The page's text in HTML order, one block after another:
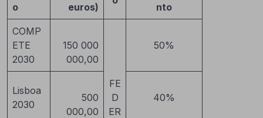
o euros) nto
COMP
ETE
2030
150 000
000,00
FE
D
ER
50%
Lisboa
2030
500
000,00
40%